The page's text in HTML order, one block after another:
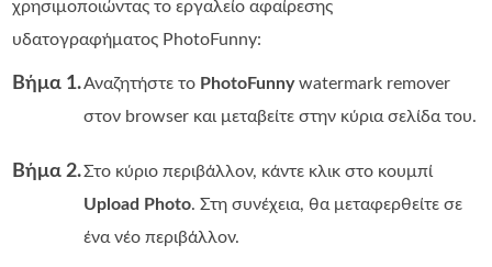
χρησιμοποιώντας το εργαλείο αφαίρεσης
υδατογραφήματος PhotoFunny:
Βήμα 1.Αναζητήστε το PhotoFunnywatermark remover
στον browser και μεταβείτε στην κύρια σελίδα του.
Βήμα 2.Στο κύριο περιβάλλον, κάντε κλικ στο κουμπί
Upload Photo. Στη συνέχεια, θα μεταφερθείτε σε
ένα νέο περιβάλλον.